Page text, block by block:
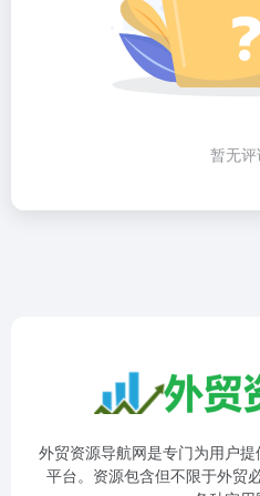
暂无
外贸资源导航网是专门为用户
平台。资源包含但不限于外贸